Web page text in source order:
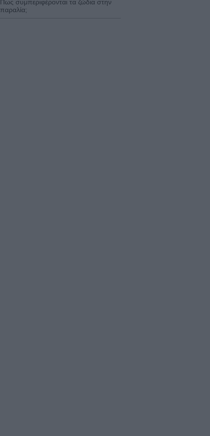
Πως συμπεριφέρονται τα ζώδια στην
παραλία;